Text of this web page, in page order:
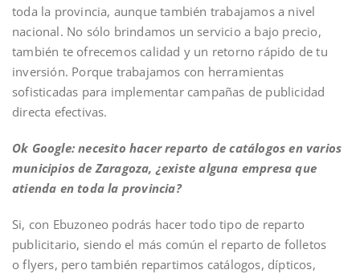
toda la provincia, aunque también trabajamos a nivel
nacional. No sólo brindamos un servicio a bajo precio,
también te ofrecemos calidad y un retorno rápido de tu
inversión. Porque trabajamos con herramientas
sofisticadas para implementar campañas de publicidad
directa efectivas.
Ok Google: necesito hacer reparto de catálogos en varios
municipios de Zaragoza, ¿existe alguna empresa que
atienda en toda la provincia?
Si, con Ebuzoneo podrás hacer todo tipo de reparto
publicitario, siendo el más común el reparto de folletos
oflyers, pero también repartimos catálogos, dípticos,